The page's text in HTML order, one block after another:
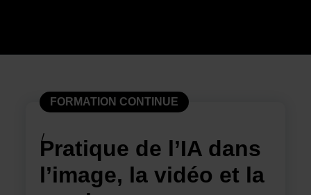
FORMATION CONTINUE
Pratique de l’IA dans
l’image, la vidéo et la